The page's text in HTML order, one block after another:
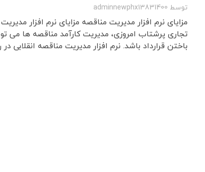
توسط adminnewphx13831400
مزایای نرم افزار مدیریت مناقصه مزایای نرم افزار
تجاری پرشتاب امروزی، مدیریت کارآمد مناقصه ها می
باختن قرارداد باشد. نرم افزار مدیریت مناقصه انقلابی